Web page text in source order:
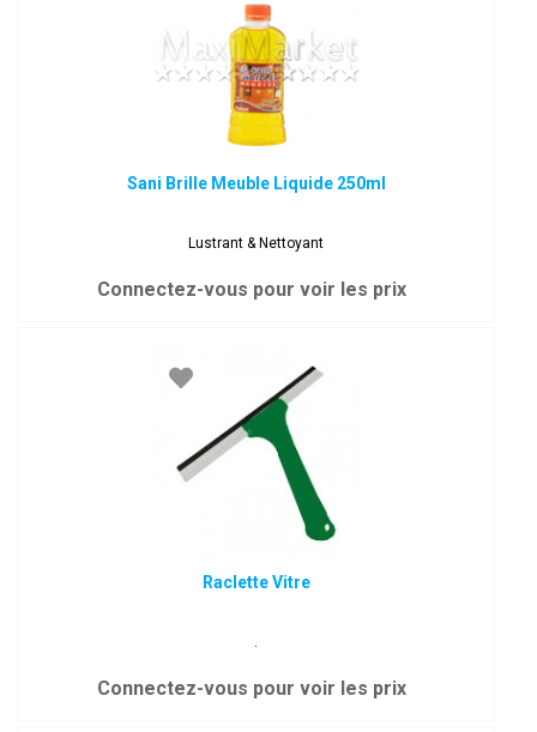
Sani Brille Meuble Liquide 250ml
Lustrant & Nettoyant
Connectez-vous pour voir les prix
Raclette Vitre
.
Connectez-vous pour voir les prix